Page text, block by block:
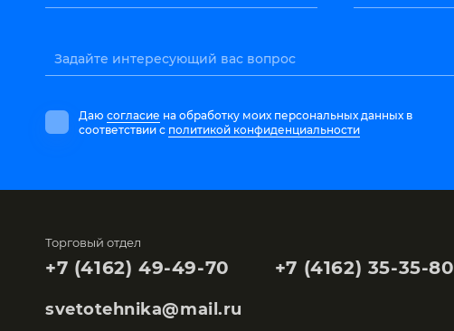
Задайте интересующий вас вопрос
Даю согласие на обработку моих персональных данных в
соответствии с политикой конфиденциальности
Торговый отдел
+7 (4162) 49-49-70 +7 (4162) 35-35-80
svetotehnika@mail.ru